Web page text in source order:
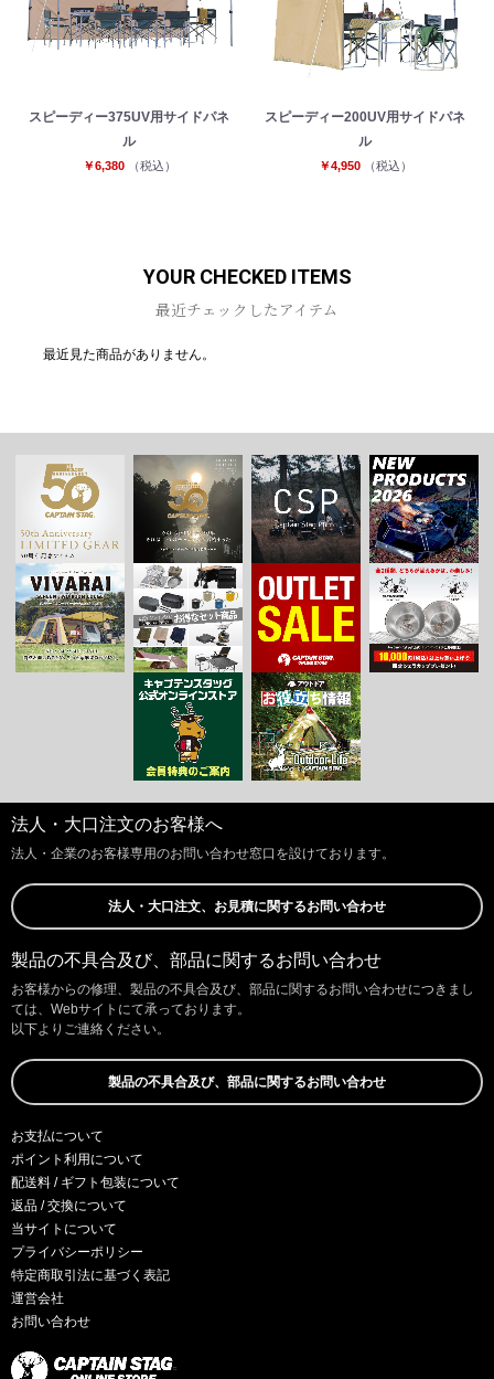
スピーディー375UV用サイドパネ
ル
￥6,380 （税込）
スピーディー200UV用サイドパネ
ル
￥4,950 （税込）
YOUR CHECKED ITEMS
最近チェックしたアイテム
最近見た商品がありません。
法人・大口注文のお客様へ
法人・企業のお客様専用のお問い合わせ窓口を設けております。
法人・大口注文、お見積に関するお問い合わせ
製品の不具合及び、部品に関するお問い合わせ
お客様からの修理、製品の不具合及び、部品に関するお問い合わせにつきまし
ては、Webサイトにて承っております。
以下よりご連絡ください。
製品の不具合及び、部品に関するお問い合わせ
お支払について
ポイント利用について
配送料 / ギフト包装について
返品 / 交換について
当サイトについて
プライバシーポリシー
特定商取引法に基づく表記
運営会社
お問い合わせ